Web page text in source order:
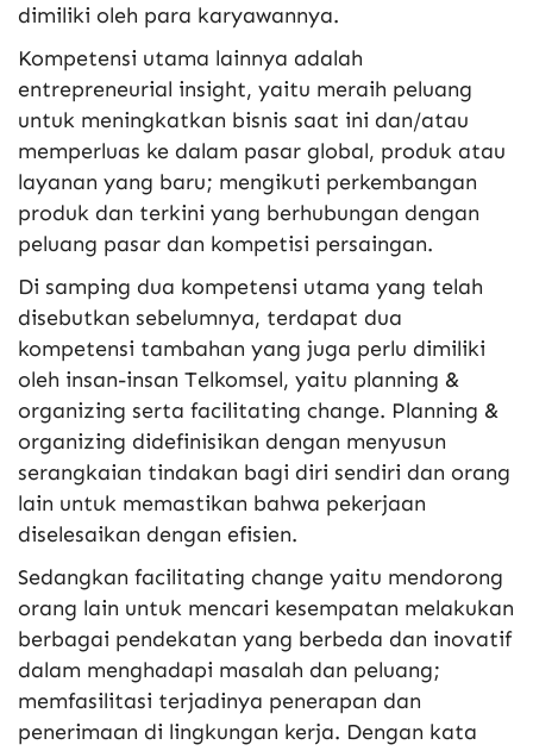
dimiliki oleh para karyawannya.
Kompetensi utama lainnya adalah
entrepreneurial insight, yaitu meraih peluang
untuk meningkatkan bisnis saat ini dan/atau
memperluas ke dalam pasar global, produk atau
layanan yang baru; mengikuti perkembangan
produk dan terkini yang berhubungan dengan
peluang pasar dan kompetisi persaingan.
Di samping dua kompetensi utama yang telah
disebutkan sebelumnya, terdapat dua
kompetensi tambahan yang juga perlu dimiliki
oleh insan-insan Telkomsel, yaitu planning &
organizing serta facilitating change. Planning &
organizing didefinisikan dengan menyusun
serangkaian tindakan bagi diri sendiri dan orang
lain untuk memastikan bahwa pekerjaan
diselesaikan dengan efisien.
Sedangkan facilitating change yaitu mendorong
orang lain untuk mencari kesempatan melakukan
berbagai pendekatan yang berbeda dan inovatif
dalam menghadapi masalah dan peluang;
memfasilitasi terjadinya penerapan dan
penerimaan di lingkungan kerja. Dengan kata